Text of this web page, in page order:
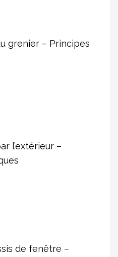
grenier – Principes
l’extérieur –
de fenêtre –